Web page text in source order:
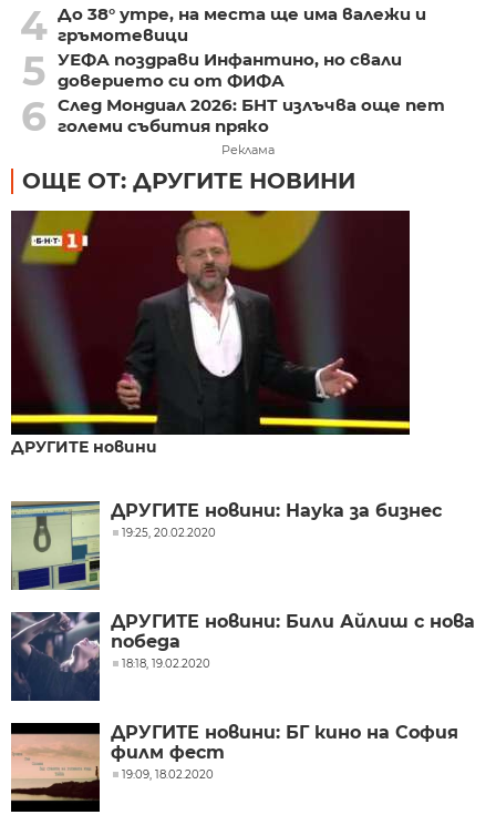
4 До 38° утре, на места ще има валежи и
гръмотевици
5 УЕФА поздрави Инфантино, но свали
доверието си от ФИФА
6 След Мондиал 2026: БНТ излъчва още пет
големи събития пряко
Реклама
ОЩЕ ОТ: ДРУГИТЕ НОВИНИ
ДРУГИТЕ новини
ДРУГИТЕ новини: Наука за бизнес
19:25, 20.02.2020
ДРУГИТЕ новини: Били Айлиш с нова
победа
18:18, 19.02.2020
ДРУГИТЕ новини: БГ кино на София
филм фест
19:09, 18.02.2020